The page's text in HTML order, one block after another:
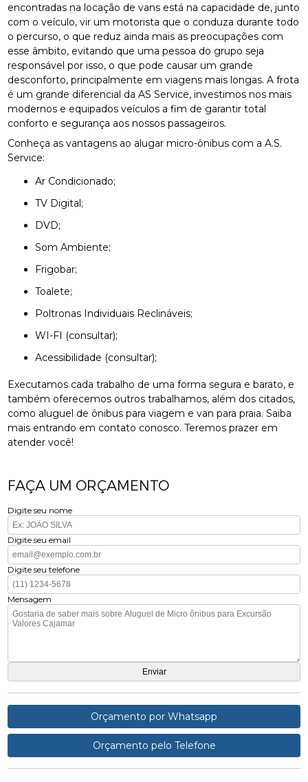
encontradas na locação de vans está na capacidade de, junto
com o veículo, vir um motorista que o conduza durante todo
o percurso, o que reduz ainda mais as preocupações com
esse âmbito, evitando que uma pessoa do grupo seja
responsável por isso, o que pode causar um grande
desconforto, principalmente em viagens mais longas. A frota
é um grande diferencial da AS Service, investimos nos mais
modernos e equipados veículos a fim de garantir total
conforto e segurança aos nossos passageiros.
Conheça as vantagens ao alugar micro-ônibus com a A.S.
Service:
Ar Condicionado;
TV Digital;
DVD;
Som Ambiente;
Frigobar;
Toalete;
Poltronas Individuais Reclináveis;
WI-FI (consultar);
Acessibilidade (consultar);
Executamos cada trabalho de uma forma segura e barato, e
também oferecemos outros trabalhamos, além dos citados,
como aluguel de ônibus para viagem e van para praia. Saiba
mais entrando em contato conosco. Teremos prazer em
atender você!
FAÇA UM ORÇAMENTO
Digite seu nome
Digite seu email
Digite seu telefone
Mensagem
Orçamento por Whatsapp
Orçamento pelo Telefone